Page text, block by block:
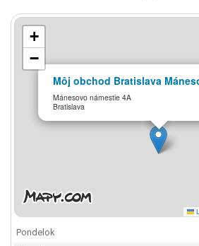
Môj obchod Bratislava
Mánesovo námestie 4A
Bratislava
+
−
Pondelok